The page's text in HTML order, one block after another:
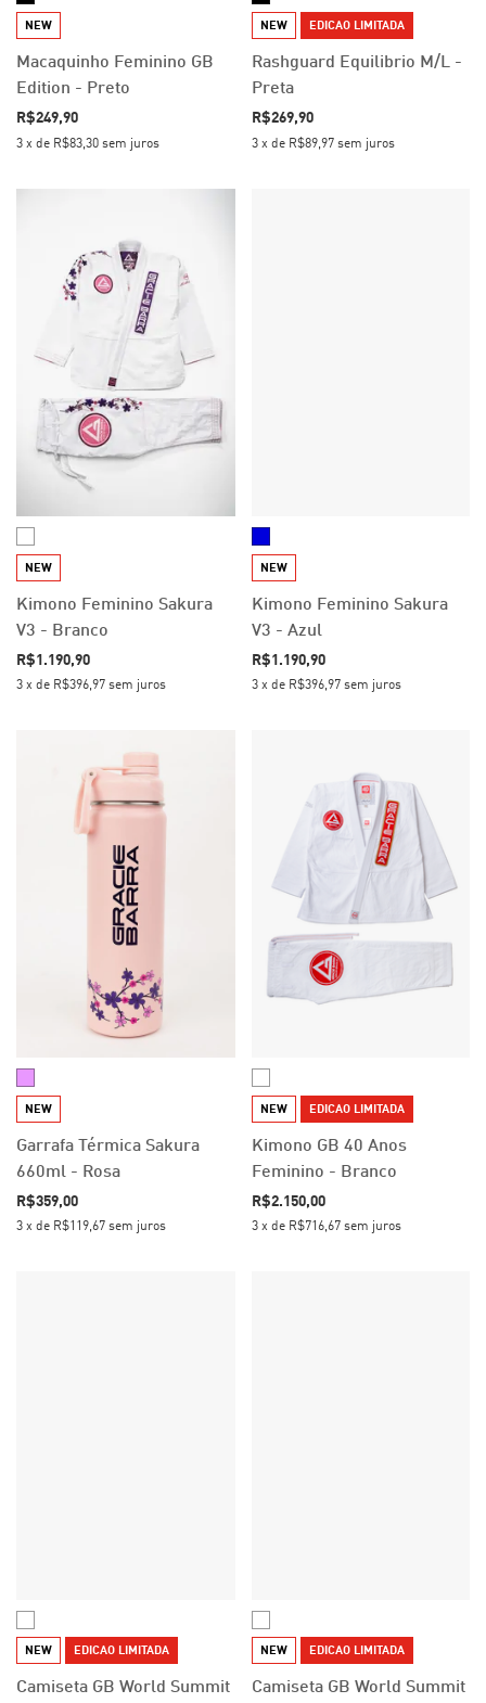
NEW
Macaquinho Feminino GB
Edition - Preto
R$249,90
3 x de R$83,30 sem juros
NEW EDICAO LIMITADA
Rashguard Equilibrio M/L -
Preta
R$269,90
3 x de R$89,97 sem juros
NEW
Kimono Feminino Sakura
V3 - Branco
R$1.190,90
3 x de R$396,97 sem juros
NEW
Kimono Feminino Sakura
V3 - Azul
R$1.190,90
3 x de R$396,97 sem juros
NEW
Garrafa Térmica Sakura
660ml - Rosa
R$359,00
3 x de R$119,67 sem juros
NEW EDICAO LIMITADA
Kimono GB 40 Anos
Feminino - Branco
R$2.150,00
3 x de R$716,67 sem juros
NEW EDICAO LIMITADA
Camiseta GB World Summit
NEW EDICAO LIMITADA
Camiseta GB World Summit